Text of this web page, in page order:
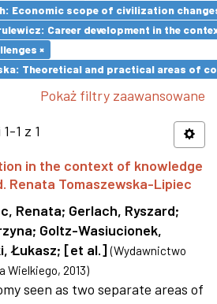
Economic scope of civilization
Career development in the
×
Theoretical and practical areas of
Pokaż filtry zaawansowane
1 z 1
in the context of knowledge
Renata Tomaszewska-Lipiec
Renata; Gerlach, Ryszard;
; Goltz-Wasiucionek,
Łukasz; [et al.] (Wydawnictwo
Wielkiego, 2013)
seen as two separate areas of